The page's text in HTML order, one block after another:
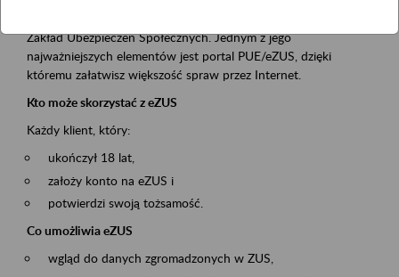
Zakład Ubezpieczeń Społecznych. Jednym z jego
najważniejszych elementów jest portal PUE/eZUS, dzięki
któremu załatwisz większość spraw przez Internet.
Kto może skorzystać z eZUS
Każdy klient, który:
ukończył 18 lat,
założy konto na eZUS i
potwierdzi swoją tożsamość.
Co umożliwia eZUS
wgląd do danych zgromadzonych w ZUS,